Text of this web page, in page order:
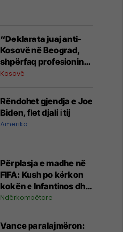
“Deklarata juaj anti-
Kosovë në Beograd,
shpërfaq profesionin
tënd para se të
OVL e UÇK-së i reagon
Zelenskyt
Kosovë
Rëndohet gjendja e Joe
Biden, flet djali i tij
Amerika
Përplasja e madhe në
FIFA: Kush po kërkon
kokën e Infantinos dhe
kush po e mbron?
Ndërkombëtare
Vance paralajmëron: